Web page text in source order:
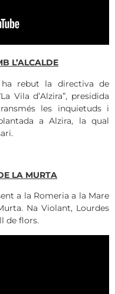
L’ALCALDE
ha rebut la directiva de
Vila d’Alzira”, presidida
les inquietuds i
a Alzira, la qual
LA MURTA
a la Romeria a la Mare
Na Violant, Lourdes
de flors.